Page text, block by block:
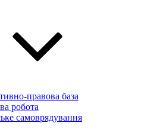
правова база
робота
самоврядування